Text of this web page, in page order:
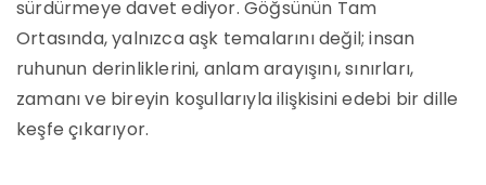
sürdürmeye davet ediyor. Göğsünün Tam
Ortasında, yalnızca aşk temalarını değil; insan
ruhunun derinliklerini, anlam arayışını, sınırları,
zamanı ve bireyin koşullarıyla ilişkisini edebi bir dille
keşfe çıkarıyor.